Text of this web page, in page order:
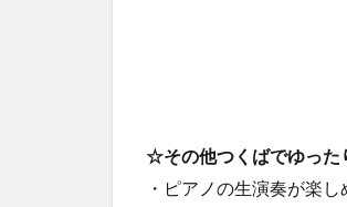
☆その他つくばでゆった
・ピアノの生演奏が楽